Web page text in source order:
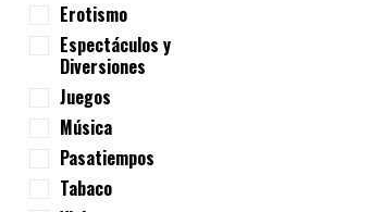
Erotismo
Espectáculos y
Diversiones
Juegos
Música
Pasatiempos
Tabaco